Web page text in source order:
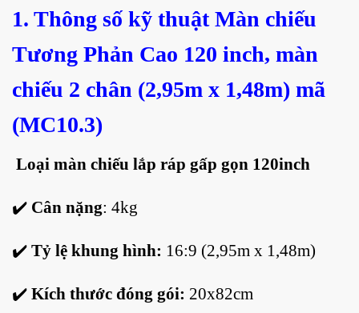
1. Thông số kỹ thuật Màn chiếu
Tương Phản Cao 120 inch, màn
chiếu 2 chân (2,95m x 1,48m) mã
(MC10.3)
Loại màn chiếu lắp ráp gấp gọn 120inch
✔️ Cân nặng: 4kg
✔️ Tỷ lệ khung hình: 16:9 (2,95m x 1,48m)
✔️ Kích thước đóng gói: 20x82cm